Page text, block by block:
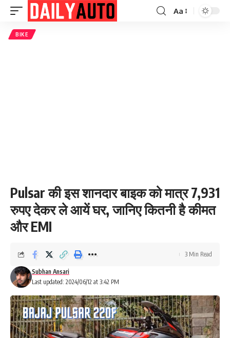
Font
Aa
BIKE
Pulsar की इस शानदार बाइक को मात्र 7,931
रुपए देकर ले आयें घर, जानिए कितनी है कीमत
और EMI
Last updated: 2024/06/12 at 3:42 PM
Subhan Ansari
3 Min Read